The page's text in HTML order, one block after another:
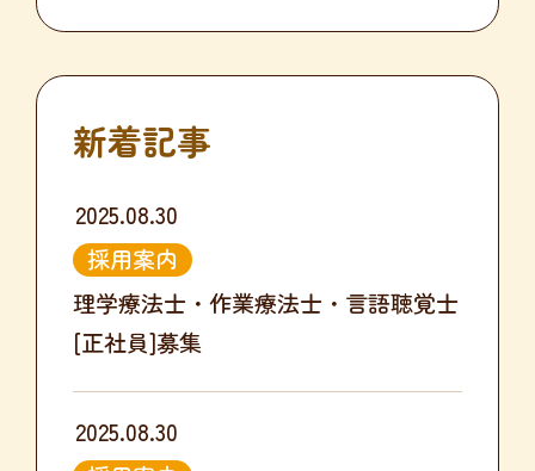
新着記事
2025.08.30
採用案内
理学療法士・作業療法士・言語聴覚士
[正社員]募集
2025.08.30